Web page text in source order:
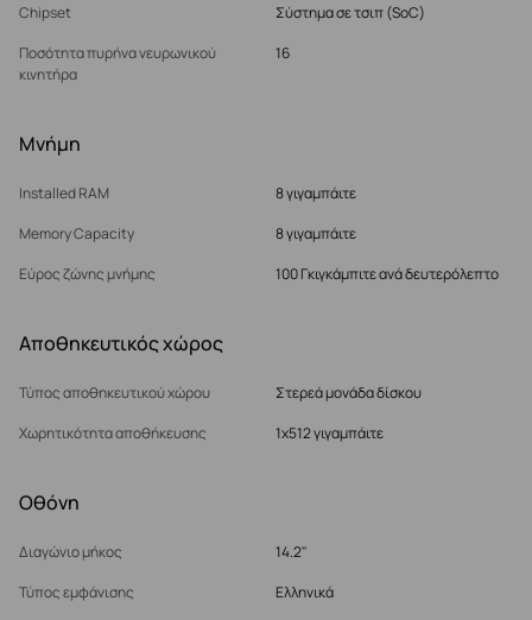
Chipset
Σύστημα σε τσιπ (SoC)
Ποσότητα πυρήνα νευρωνικού
κινητήρα
16
Μνήμη
Installed RAM
8 γιγαμπάιτε
Memory Capacity
8 γιγαμπάιτε
Εύρος ζώνης μνήμης
100 Γκιγκάμπιτε ανά δευτερόλεπτο
Αποθηκευτικός χώρος
Τύπος αποθηκευτικού χώρου
Στερεά μονάδα δίσκου
Χωρητικότητα αποθήκευσης
1x512 γιγαμπάιτε
Οθόνη
Διαγώνιο μήκος
14.2"
Τύπος εμφάνισης
Ελληνικά